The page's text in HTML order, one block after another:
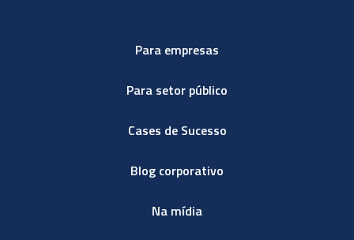
Para empresas
Para setor público
Cases de Sucesso
Blog corporativo
Na mídia